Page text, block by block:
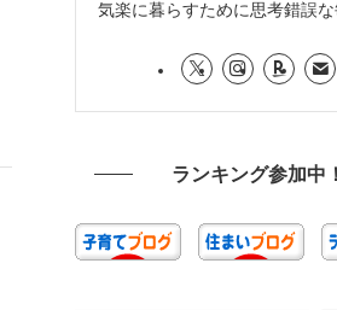
気楽に暮らすために思考錯誤な
ランキング参加中！